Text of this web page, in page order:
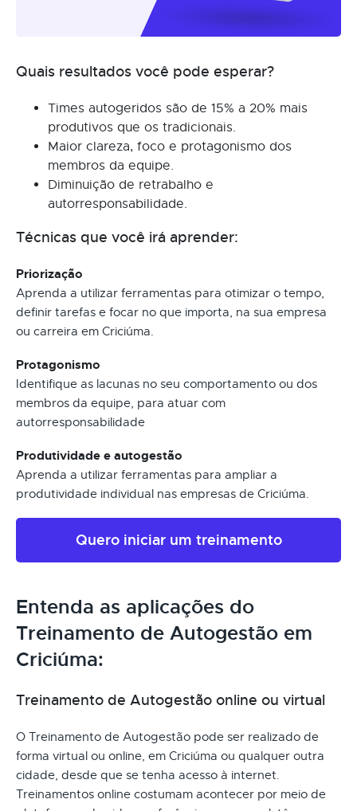
Quais resultados você pode esperar?
Times autogeridos são de 15% a 20% mais
produtivos que os tradicionais.
Maior clareza, foco e protagonismo dos
membros da equipe.
Diminuição de retrabalho e
autorresponsabilidade.
Técnicas que você irá aprender:
Priorização
Aprenda a utilizar ferramentas para otimizar o tempo,
definir tarefas e focar no que importa, na sua empresa
ou carreira em Criciúma.
Protagonismo
Identifique as lacunas no seu comportamento ou dos
membros da equipe, para atuar com
autorresponsabilidade
Produtividade e autogestão
Aprenda a utilizar ferramentas para ampliar a
produtividade individual nas empresas de Criciúma.
Quero iniciar um treinamento
Entenda as aplicações do
Treinamento de Autogestão em
Criciúma:
Treinamento de Autogestão online ou virtual
O Treinamento de Autogestão pode ser realizado de
forma virtual ou online, em Criciúma ou qualquer outra
cidade, desde que se tenha acesso à internet.
Treinamentos online costumam acontecer por meio de